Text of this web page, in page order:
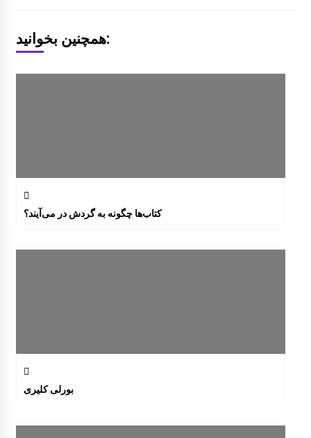
همچنین بخوانید:
کتاب‌ها چگونه به گردش در می‌آیند؟
بورلی کلیری